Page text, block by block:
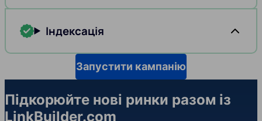
Індексація
Запустити кампанію
Підкорюйте нові ринки разом із
LinkBuilder.com